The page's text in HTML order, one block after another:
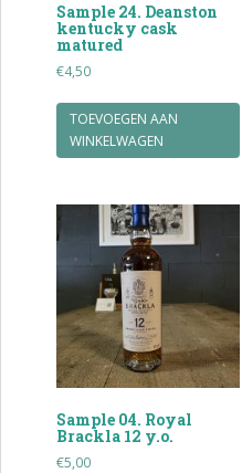
Sample 24. Deanston
kentucky cask
matured
€4,50
TOEVOEGEN AAN
WINKELWAGEN
Sample 04. Royal
Brackla 12 y.o.
€5,00